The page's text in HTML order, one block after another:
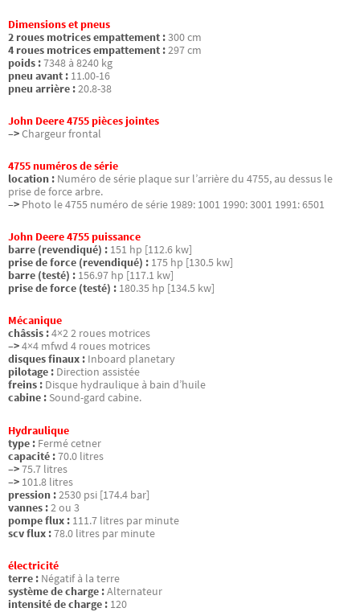
Dimensions et pneus
2 roues motrices empattement :300 cm
4 roues motrices empattement :297 cm
poids :7348 à 8240 kg
pneu avant : 11.00-16
pneu arrière :20.8-38
John Deere 4755 pièces jointes
–>Chargeur frontal
4755 numéros de série
location : Numéro de série plaque sur l’arrière du 4755, au dessus le
prise de force arbre.
–> Photo le 4755 numéro de série 1989: 1001 1990: 3001 1991: 6501
John Deere 4755 puissance
barre (revendiqué) : 151 hp [112.6 kw]
prise de force (revendiqué) : 175 hp [130.5 kw]
barre (testé) : 156.97 hp [117.1 kw]
prise de force (testé) : 180.35 hp [134.5 kw]
Mécanique
châssis :4×2 2 roues motrices
–>4×4 mfwd 4 roues motrices
disques finaux : Inboard planetary
pilotage : Direction assistée
freins : Disque hydraulique à bain d’huile
cabine : Sound-gard cabine.
Hydraulique
type : Fermé cetner
capacité :70.0 litres
–>75.7 litres
–> 101.8 litres
pression :2530 psi [174.4 bar]
vannes :2 ou 3
pompe flux : 111.7 litres par minute
scv flux :78.0 litres par minute
électricité
terre : Négatif à la terre
système de charge :Alternateur
intensité de charge : 120